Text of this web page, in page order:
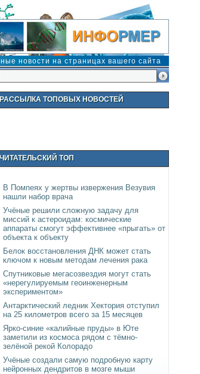
новости на страницах вашего сайта
РАССЫЛКА ТОПОВЫХ НОВОСТЕЙ
ЧИТАТЕЛЬСКИЙ ТОП
В Помпеях у жертвы извержения Везувия
нашли набор врача
Учёные решили сложную задачу для
миссий к астероидам: космические
аппараты смогут эффективнее «прыгать» от
объекта к объекту
Белок восстановления ДНК может стать
ключом к новым методам лечения рака
Спутниковые мегасозвездия могут стать
«нерегулируемым геоинженерным
экспериментом»
Антарктический ледник Хектория отступил
на 25 километров всего за 15 месяцев
Ярко-синие «калийные пруды» в Юте
заметили из космоса рядом с тёмно-
зелёной рекой Колорадо
Учёные создали самую подробную карту
нейронных дендритов в мозге мыши